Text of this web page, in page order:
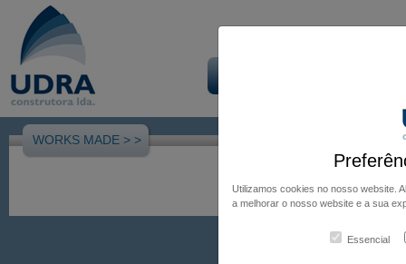
Utilizamos cookies no nosso website.
a melhorar o nosso website e a sua
Essencial
WORKS MADE > >